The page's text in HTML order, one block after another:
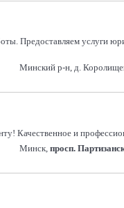
Предоставляем услуги
Минский р-н, д.
Качественное и
Минск, просп.